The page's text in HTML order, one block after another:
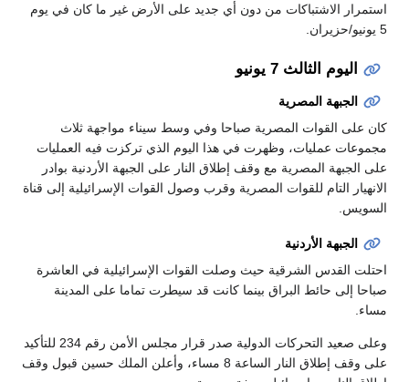
استمرار الاشتباكات من دون أي جديد على الأرض غير ما كان في يوم
5 يونيو/حزيران.
اليوم الثالث 7 يونيو
الجبهة المصرية
كان على القوات المصرية صباحا وفي وسط سيناء مواجهة ثلاث
مجموعات عمليات، وظهرت في هذا اليوم الذي تركزت فيه العمليات
على الجبهة المصرية مع وقف إطلاق النار على الجبهة الأردنية بوادر
الانهيار التام للقوات المصرية وقرب وصول القوات الإسرائيلية إلى قناة
السويس.
الجبهة الأردنية
احتلت القدس الشرقية حيث وصلت القوات الإسرائيلية في العاشرة
صباحا إلى حائط البراق بينما كانت قد سيطرت تماما على المدينة
مساء.
وعلى صعيد التحركات الدولية صدر قرار مجلس الأمن رقم 234 للتأكيد
على وقف إطلاق النار الساعة 8 مساء، وأعلن الملك حسين قبول وقف